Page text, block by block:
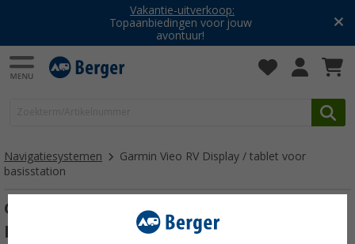
Vakantie-uitverkoop:
Topaanbiedingen voor jouw
avontuur!
Navigatiesystemen
Garmin Vieo RV Display / tablet voor
basisstation
Garmin Vieo RV 752 Display / tablet voor
basisstation 7